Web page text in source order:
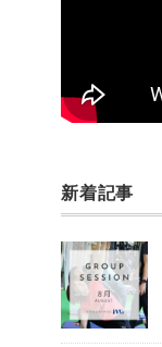
新着記事